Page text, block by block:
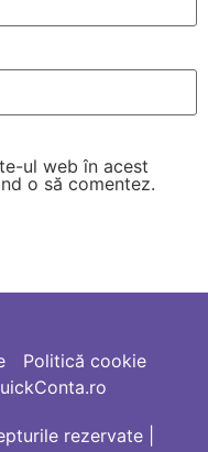
ul web în acest
o să comentez.
rezervate |
Politică cookie